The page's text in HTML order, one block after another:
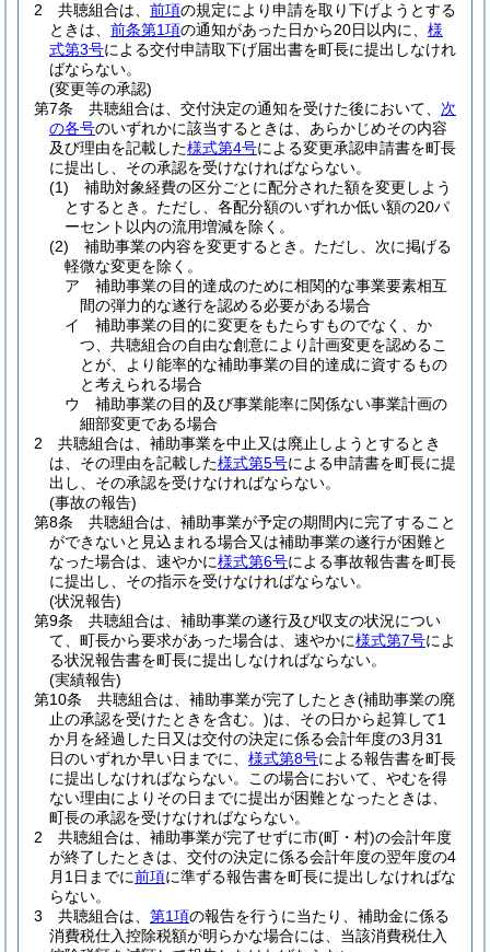
2
共聴組合は、 前項の規定により申請を取り下げようとする
ときは、 前条第1項の通知があった日から20日以内に、 様
式第3号による交付申請取下げ届出書を町長に提出しなけれ
ばならない。
(変更等の承認)
第7条
共聴組合は、交付決定の通知を受けた後において、 次
の各号のいずれかに該当するときは、あらかじめその内容
及び理由を記載した様式第4号による変更承認申請書を町長
に提出し、その承認を受けなければならない。
(1)
補助対象経費の区分ごとに配分された額を変更しよう
とするとき。 ただし、各配分額のいずれか低い額の20パ
ーセント以内の流用増減を除く。
(2)
補助事業の内容を変更するとき。 ただし、次に掲げる
軽微な変更を除く。
ア
補助事業の目的達成のために相関的な事業要素相互
間の弾力的な遂行を認める必要がある場合
イ
補助事業の目的に変更をもたらすものでなく、か
つ、共聴組合の自由な創意により計画変更を認めるこ
とが、より能率的な補助事業の目的達成に資するもの
と考えられる場合
ウ
補助事業の目的及び事業能率に関係ない事業計画の
細部変更である場合
2
共聴組合は、補助事業を中止又は廃止しようとするとき
は、その理由を記載した様式第5号による申請書を町長に提
出し、その承認を受けなければならない。
(事故の報告)
第8条
共聴組合は、補助事業が予定の期間内に完了すること
ができないと見込まれる場合又は補助事業の遂行が困難と
なった場合は、速やかに様式第6号による事故報告書を町長
に提出し、その指示を受けなければならない。
(状況報告)
第9条
共聴組合は、補助事業の遂行及び収支の状況につい
て、町長から要求があった場合は、速やかに様式第7号によ
る状況報告書を町長に提出しなければならない。
(実績報告)
第10条
共聴組合は、補助事業が完了したとき(補助事業の廃
止の承認を受けたときを含む。)は、その日から起算して1
か月を経過した日又は交付の決定に係る会計年度の3月31
日のいずれか早い日までに、 様式第8号による報告書を町長
に提出しなければならない。
この場合において、やむを得
ない理由によりその日までに提出が困難となったときは、
町長の承認を受けなければならない。
2
共聴組合は、補助事業が完了せずに市(町・村)の会計年度
が終了したときは、交付の決定に係る会計年度の翌年度の4
月1日までに前項に準ずる報告書を町長に提出しなければな
らない。
3
共聴組合は、 第1項の報告を行うに当たり、補助金に係る
消費税仕入控除税額が明らかな場合には、当該消費税仕入